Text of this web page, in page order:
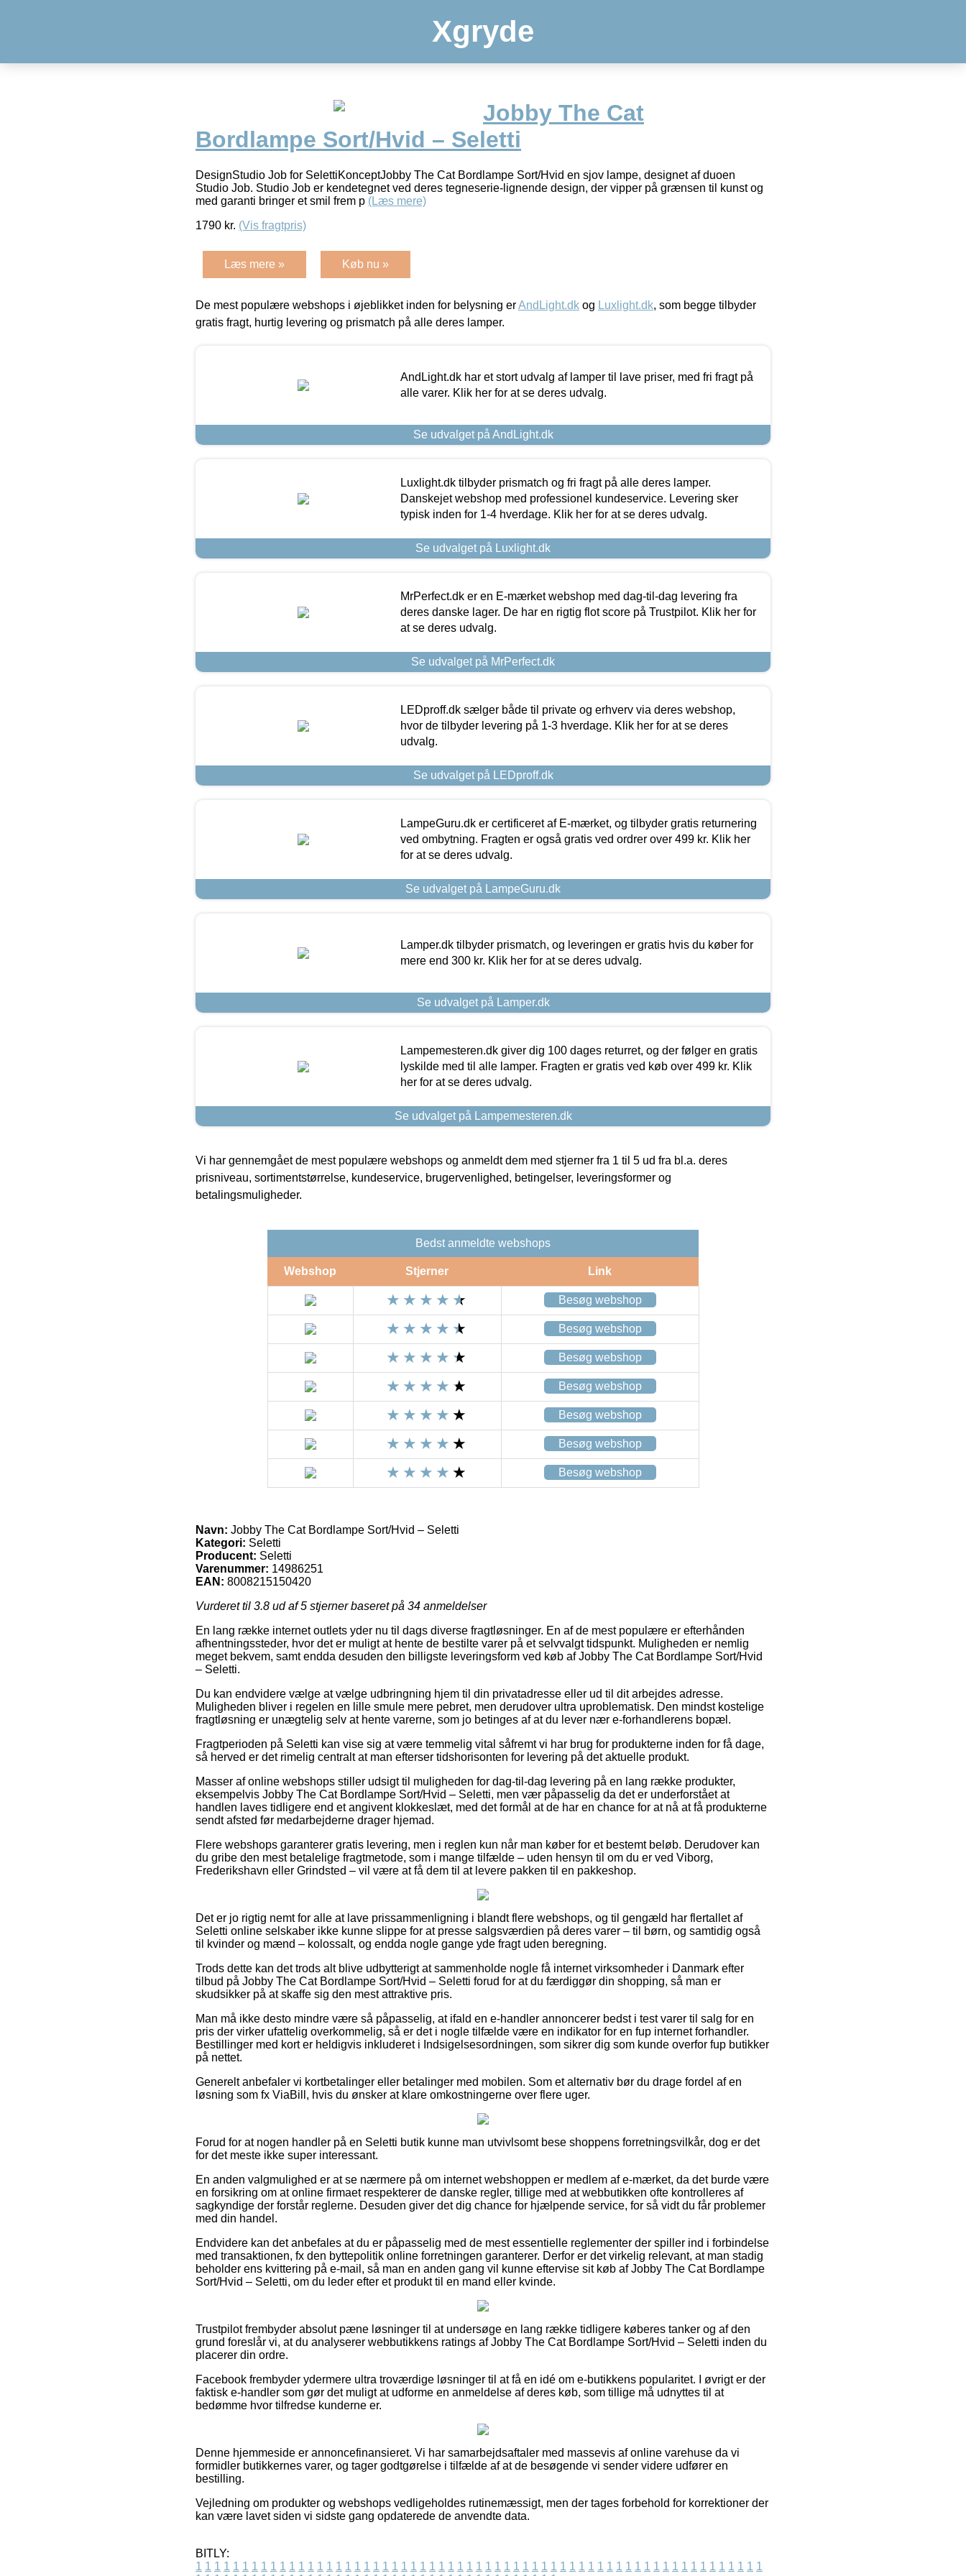
Xgryde
Jobby The Cat
Bordlampe Sort/Hvid – Seletti
DesignStudio Job for SelettiKonceptJobby The Cat Bordlampe Sort/Hvid en sjov lampe, designet af duoen
Studio Job. Studio Job er kendetegnet ved deres tegneserie-lignende design, der vipper på grænsen til kunst og
med garanti bringer et smil frem p (Læs mere)
1790 kr. (Vis fragtpris)
Læs mere » Køb nu »
De mest populære webshops i øjeblikket inden for belysning erAndLight.dk og Luxlight.dk, som begge tilbyder
gratis fragt, hurtig levering og prismatch på alle deres lamper.
AndLight.dk har et stort udvalg af lamper til lave priser, med fri fragt på
alle varer. Klik her for at se deres udvalg.
Se udvalget på AndLight.dk
Luxlight.dk tilbyder prismatch og fri fragt på alle deres lamper.
Danskejet webshop med professionel kundeservice. Levering sker
typisk inden for 1-4 hverdage. Klik her for at se deres udvalg.
Se udvalget på Luxlight.dk
MrPerfect.dk er en E-mærket webshop med dag-til-dag levering fra
deres danske lager. De har en rigtig flot score på Trustpilot. Klik her for
at se deres udvalg.
Se udvalget på MrPerfect.dk
LEDproff.dk sælger både til private og erhverv via deres webshop,
hvor de tilbyder levering på 1-3 hverdage. Klik her for at se deres
udvalg.
Se udvalget på LEDproff.dk
LampeGuru.dk er certificeret af E-mærket, og tilbyder gratis returnering
ved ombytning. Fragten er også gratis ved ordrer over 499 kr. Klik her
for at se deres udvalg.
Se udvalget på LampeGuru.dk
Lamper.dk tilbyder prismatch, og leveringen er gratis hvis du køber for
mere end 300 kr. Klik her for at se deres udvalg.
Se udvalget på Lamper.dk
Lampemesteren.dk giver dig 100 dages returret, og der følger en gratis
lyskilde med til alle lamper. Fragten er gratis ved køb over 499 kr. Klik
her for at se deres udvalg.
Se udvalget på Lampemesteren.dk
Vi har gennemgået de mest populære webshops og anmeldt dem med stjerner fra 1 til 5 ud fra bl.a. deres
prisniveau, sortimentstørrelse, kundeservice, brugervenlighed, betingelser, leveringsformer og
betalingsmuligheder.
Bedst anmeldte webshops
Webshop Stjerner Link
Besøg webshop
Besøg webshop
Besøg webshop
Besøg webshop
Besøg webshop
Besøg webshop
Besøg webshop
Navn: Jobby The Cat Bordlampe Sort/Hvid – Seletti
Kategori: Seletti
Producent: Seletti
Varenummer: 14986251
EAN: 8008215150420
Vurderet til 3.8 ud af 5 stjerner baseret på 34 anmeldelser
En lang række internet outlets yder nu til dags diverse fragtløsninger. En af de mest populære er efterhånden
afhentningssteder, hvor det er muligt at hente de bestilte varer på et selvvalgt tidspunkt. Muligheden er nemlig
meget bekvem, samt endda desuden den billigste leveringsform ved køb af Jobby The Cat Bordlampe Sort/Hvid
– Seletti.
Du kan endvidere vælge at vælge udbringning hjem til din privatadresse eller ud til dit arbejdes adresse.
Muligheden bliver i regelen en lille smule mere pebret, men derudover ultra uproblematisk. Den mindst kostelige
fragtløsning er unægtelig selv at hente varerne, som jo betinges af at du lever nær e-forhandlerens bopæl.
Fragtperioden på Seletti kan vise sig at være temmelig vital såfremt vi har brug for produkterne inden for få dage,
så herved er det rimelig centralt at man efterser tidshorisonten for levering på det aktuelle produkt.
Masser af online webshops stiller udsigt til muligheden for dag-til-dag levering på en lang række produkter,
eksempelvis Jobby The Cat Bordlampe Sort/Hvid – Seletti, men vær påpasselig da det er underforstået at
handlen laves tidligere end et angivent klokkeslæt, med det formål at de har en chance for at nå at få produkterne
sendt afsted før medarbejderne drager hjemad.
Flere webshops garanterer gratis levering, men i reglen kun når man køber for et bestemt beløb. Derudover kan
du gribe den mest betalelige fragtmetode, som i mange tilfælde – uden hensyn til om du er ved Viborg,
Frederikshavn eller Grindsted – vil være at få dem til at levere pakken til en pakkeshop.
Det er jo rigtig nemt for alle at lave prissammenligning i blandt flere webshops, og til gengæld har flertallet af
Seletti online selskaber ikke kunne slippe for at presse salgsværdien på deres varer – til børn, og samtidig også
til kvinder og mænd – kolossalt, og endda nogle gange yde fragt uden beregning.
Trods dette kan det trods alt blive udbytterigt at sammenholde nogle få internet virksomheder i Danmark efter
tilbud på Jobby The Cat Bordlampe Sort/Hvid – Seletti forud for at du færdiggør din shopping, så man er
skudsikker på at skaffe sig den mest attraktive pris.
Man må ikke desto mindre være så påpasselig, at ifald en e-handler annoncerer bedst i test varer til salg for en
pris der virker ufattelig overkommelig, så er det i nogle tilfælde være en indikator for en fup internet forhandler.
Bestillinger med kort er heldigvis inkluderet i Indsigelsesordningen, som sikrer dig som kunde overfor fup butikker
på nettet.
Generelt anbefaler vi kortbetalinger eller betalinger med mobilen. Som et alternativ bør du drage fordel af en
løsning som fx ViaBill, hvis du ønsker at klare omkostningerne over flere uger.
Forud for at nogen handler på en Seletti butik kunne man utvivlsomt bese shoppens forretningsvilkår, dog er det
for det meste ikke super interessant.
En anden valgmulighed er at se nærmere på om internet webshoppen er medlem af e-mærket, da det burde være
en forsikring om at online firmaet respekterer de danske regler, tillige med at webbutikken ofte kontrolleres af
sagkyndige der forstår reglerne. Desuden giver det dig chance for hjælpende service, for så vidt du får problemer
med din handel.
Endvidere kan det anbefales at du er påpasselig med de mest essentielle reglementer der spiller ind i forbindelse
med transaktionen, fx den byttepolitik online forretningen garanterer. Derfor er det virkelig relevant, at man stadig
beholder ens kvittering på e-mail, så man en anden gang vil kunne eftervise sit køb af Jobby The Cat Bordlampe
Sort/Hvid – Seletti, om du leder efter et produkt til en mand eller kvinde.
Trustpilot frembyder absolut pæne løsninger til at undersøge en lang række tidligere køberes tanker og af den
grund foreslår vi, at du analyserer webbutikkens ratings af Jobby The Cat Bordlampe Sort/Hvid – Seletti inden du
placerer din ordre.
Facebook frembyder ydermere ultra troværdige løsninger til at få en idé om e-butikkens popularitet. I øvrigt er der
faktisk e-handler som gør det muligt at udforme en anmeldelse af deres køb, som tillige må udnyttes til at
bedømme hvor tilfredse kunderne er.
Denne hjemmeside er annoncefinansieret. Vi har samarbejdsaftaler med massevis af online varehuse da vi
formidler butikkernes varer, og tager godtgørelse i tilfælde af at de besøgende vi sender videre udfører en
bestilling.
Vejledning om produkter og webshops vedligeholdes rutinemæssigt, men der tages forbehold for korrektioner der
kan være lavet siden vi sidste gang opdaterede de anvendte data.
BITLY:
1 1 1 1 1 1 1 1 1 1 1 1 1 1 1 1 1 1 1 1 1 1 1 1 1 1 1 1 1 1 1 1 1 1 1 1 1 1 1 1 1 1 1 1 1 1 1 1 1 1 1 1 1 1 1 1 1 1 1 1 1